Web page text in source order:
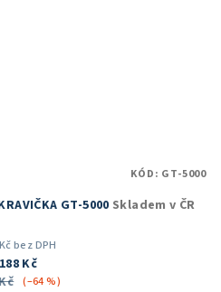
GT-5000 Skladem v ČR
bez DPH
188 Kč
(–64 %)
KÓD: GT-5000